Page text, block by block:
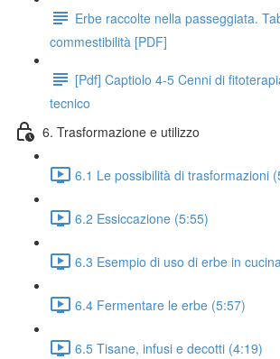
Erbe raccolte nella passeggiata.
commestibilità [PDF]
[Pdf] Captiolo 4-5 Cenni di
tecnico
6. Trasformazione e utilizzo
6.1 Le possibilità di trasformazioni
6.2 Essiccazione (5:55)
6.3 Esempio di uso di erbe in
6.4 Fermentare le erbe (5:57)
6.5 Tisane, infusi e decotti (4:19)